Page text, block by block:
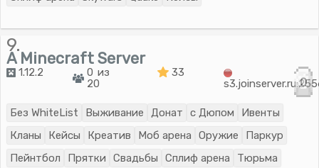
9.
A Minecraft Server
1.12.2
0 из
20
33
0
Без WhiteList Выживание Донат с Дюпом
Ивенты
Кланы
Кейсы Креатив Моб арена Оружие
Паркур
Пейнтбол
Прятки Свадьбы Сплиф арена
Тюрьма